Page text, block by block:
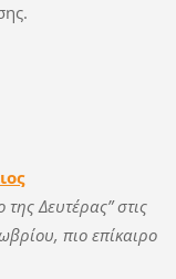
Δευτέρας” στις
πιο επίκαιρο